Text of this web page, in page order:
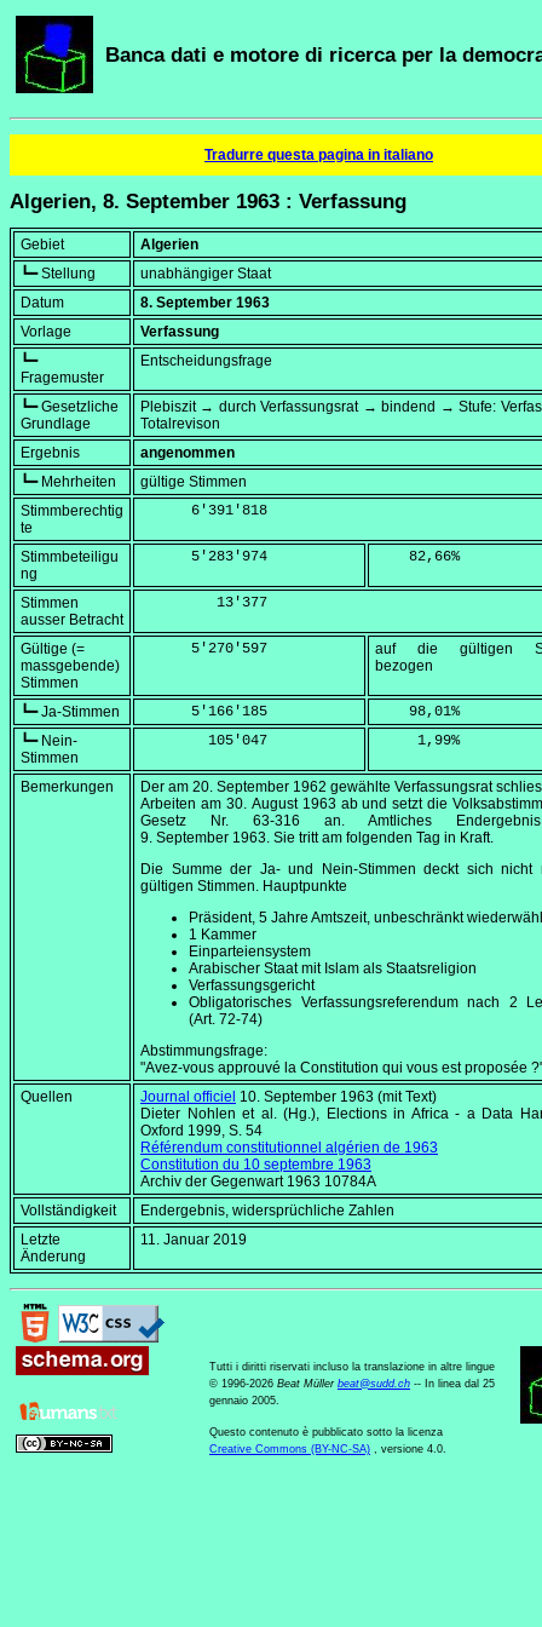
Banca dati e motore di ricerca per la
Tradurre questa pagina in italiano
Algerien, 8. September 1963 : Verfassung
Gebiet
Algerien
┗━ Stellung
unabhängiger Staat
Datum
8. September 1963
Vorlage
Verfassung
┗━
Fragemuster
Entscheidungsfrage
┗━ Gesetzliche
Grundlage
Plebiszit → durch Verfassungsrat → bindend → Stufe:
Totalrevison
Ergebnis
angenommen
┗━ Mehrheiten
gültige Stimmen
Stimmberechtig
te
      6'391'818
Stimmbeteiligu
ng
      5'283'974
    82,66
%
Stimmen
ausser Betracht
         13'377
Gültige (=
massgebende)
Stimmen
      5'270'597
auf die gültigen
bezogen
┗━ Ja-Stimmen
      5'166'185
    98,01
%
┗━ Nein-
Stimmen
        105'047
     1,99
%
Bemerkungen Der am 20. September 1962 gewählte Verfassungsrat
Arbeiten am 30. August 1963ab und setzt die
Gesetz Nr. 63-316 an. Amtliches
9. September 1963. Sie tritt am folgenden Tag in Kraft.
Die Summe der Ja- und Nein-Stimmen deckt sich nicht
gültigen Stimmen. Hauptpunkte
Präsident, 5 Jahre Amtszeit, unbeschränkt
1 Kammer
Einparteiensystem
Arabischer Staat mit Islam als Staatsreligion
Verfassungsgericht
Obligatorisches Verfassungsreferendum nach 2
(Art. 72-74)
Abstimmungsfrage:
"Avez-vous approuvé la Constitution qui vous est proposée
Quellen
Journal officiel 10. September 1963 (mit Text)
Dieter Nohlen et al. (Hg.), Elections in Africa - a Data
Oxford 1999, S. 54
Référendum constitutionnel algérien de 1963
Constitution du 10 septembre 1963
Archiv der Gegenwart 1963 10784A
Vollständigkeit
Endergebnis, widersprüchliche Zahlen
Letzte
Änderung
11. Januar 2019
Tutti i diritti riservati incluso la translazione in altre lingue
© 1996-2026 Beat Müller beat@sudd.ch -- In linea dal 25
gennaio 2005.
Questo contenuto è pubblicato sotto la licenza
Creative Commons (BY-NC-SA) , versione 4.0.